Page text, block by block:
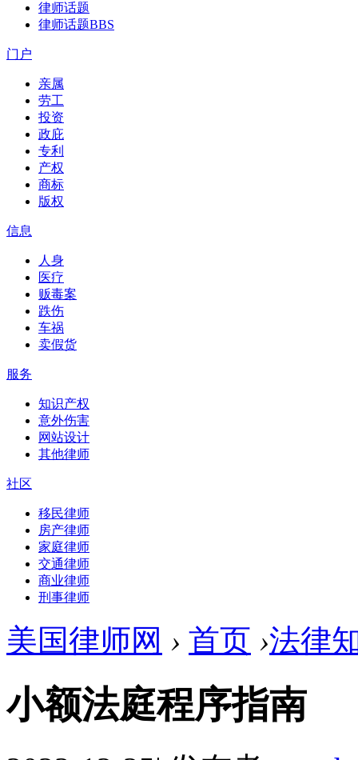
律师话题
律师话题BBS
门户
亲属
劳工
投资
政庇
专利
产权
商标
版权
信息
人身
医疗
贩毒案
跌伤
车祸
卖假货
服务
知识产权
意外伤害
网站设计
其他律师
社区
移民律师
房产律师
家庭律师
交通律师
商业律师
刑事律师
美国律师网 › 首页 ›法律
小额法庭程序指南